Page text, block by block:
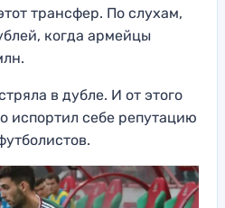
трансфер. По слухам,
когда армейцы
в дубле. И от этого
испортил себе репутацию